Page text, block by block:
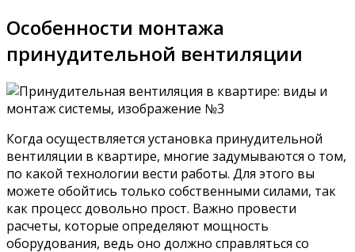
Особенности монтажа
принудительной вентиляции
Когда осуществляется установка принудительной
вентиляции в квартире, многие задумываются о том,
по какой технологии вести работы. Для этого вы
можете обойтись только собственными силами, так
как процесс довольно прост. Важно провести
расчеты, которые определяют мощность
оборудования, ведь оно должно справляться со